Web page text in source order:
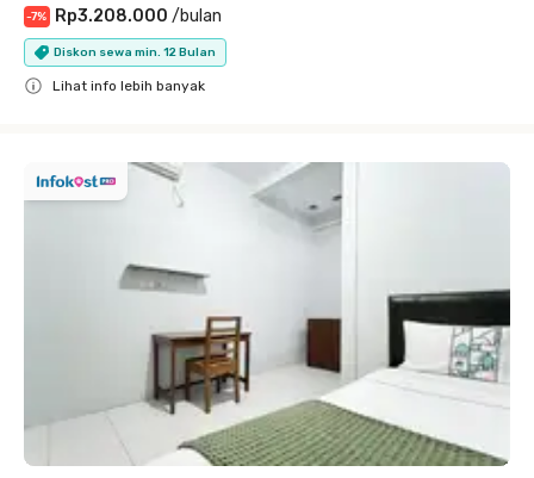
-7% Rp3.208.000 /bulan
Diskon sewa min. 12 Bulan
Lihat info lebih banyak